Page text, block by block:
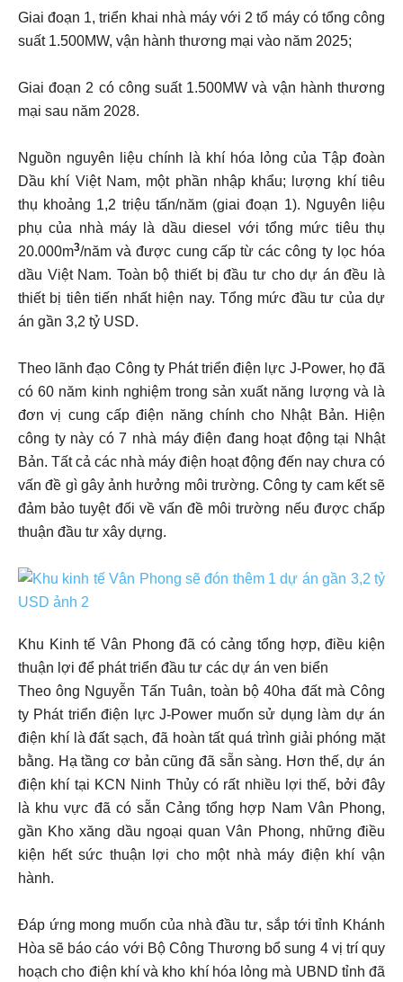
Giai đoạn 1, triển khai nhà máy với 2 tổ máy có tổng công
suất 1.500MW, vận hành thương mại vào năm 2025;
Giai đoạn 2 có công suất 1.500MW và vận hành thương
mại sau năm 2028.
Nguồn nguyên liệu chính là khí hóa lỏng của Tập đoàn
Dầu khí Việt Nam, một phần nhập khẩu; lượng khí tiêu
thụ khoảng 1,2 triệu tấn/năm (giai đoạn 1). Nguyên liệu
phụ của nhà máy là dầu diesel với tổng mức tiêu thụ
20.000m3/năm và được cung cấp từ các công ty lọc hóa
dầu Việt Nam. Toàn bộ thiết bị đầu tư cho dự án đều là
thiết bị tiên tiến nhất hiện nay. Tổng mức đầu tư của dự
án gần 3,2 tỷ USD.
Theo lãnh đạo Công ty Phát triển điện lực J-Power, họ đã
có 60 năm kinh nghiệm trong sản xuất năng lượng và là
đơn vị cung cấp điện năng chính cho Nhật Bản. Hiện
công ty này có 7 nhà máy điện đang hoạt động tại Nhật
Bản. Tất cả các nhà máy điện hoạt động đến nay chưa có
vấn đề gì gây ảnh hưởng môi trường. Công ty cam kết sẽ
đảm bảo tuyệt đối về vấn đề môi trường nếu được chấp
thuận đầu tư xây dựng.
Khu Kinh tế Vân Phong đã có cảng tổng hợp, điều kiện
thuận lợi để phát triển đầu tư các dự án ven biển
Theo ông Nguyễn Tấn Tuân, toàn bộ 40ha đất mà Công
ty Phát triển điện lực J-Power muốn sử dụng làm dự án
điện khí là đất sạch, đã hoàn tất quá trình giải phóng mặt
bằng. Hạ tầng cơ bản cũng đã sẵn sàng. Hơn thế, dự án
điện khí tại KCN Ninh Thủy có rất nhiều lợi thế, bởi đây
là khu vực đã có sẵn Cảng tổng hợp Nam Vân Phong,
gần Kho xăng dầu ngoại quan Vân Phong, những điều
kiện hết sức thuận lợi cho một nhà máy điện khí vận
hành.
Đáp ứng mong muốn của nhà đầu tư, sắp tới tỉnh Khánh
Hòa sẽ báo cáo với Bộ Công Thương bổ sung 4 vị trí quy
hoạch cho điện khí và kho khí hóa lỏng mà UBND tỉnh đã